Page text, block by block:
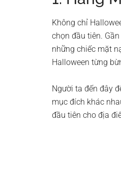
Không chỉ
chọn đầu tiên.
những chiếc mặt
Halloween từng
Người ta đến đây
mục đích khác
đầu tiên cho địa